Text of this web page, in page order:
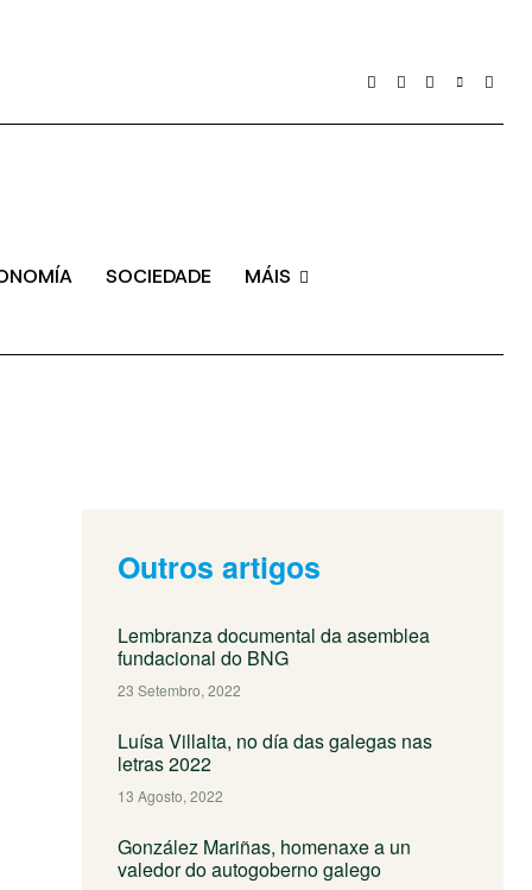
SOCIEDADE MÁIS
Outros artigos
Lembranza documental da asemblea
fundacional do BNG
23 Setembro, 2022
Luísa Villalta, no día das galegas nas
letras 2022
13 Agosto, 2022
González Mariñas, homenaxe a un
valedor do autogoberno galego